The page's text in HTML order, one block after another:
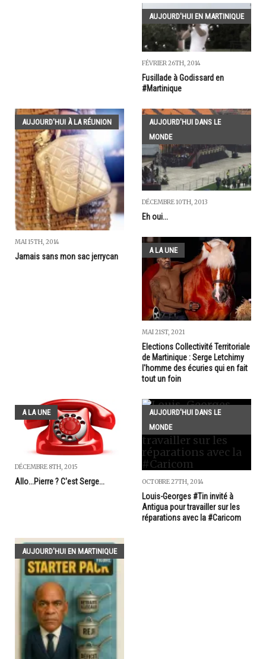
AUJOURD'HUI EN MARTINIQUE
FÉVRIER 26TH, 2014
Fusillade à Godissard en
#Martinique
AUJOURD'HUI À LA RÉUNION
MAI 15TH, 2014
Jamais sans mon sac jerrycan
AUJOURD'HUI DANS LE
MONDE
DÉCEMBRE 10TH, 2013
Eh oui...
A LA UNE
MAI 21ST, 2021
Elections Collectivité Territoriale
de Martinique : Serge Letchimy
l'homme des écuries qui en fait
tout un foin
A LA UNE
DÉCEMBRE 8TH, 2015
Allo...Pierre ? C'est Serge...
AUJOURD'HUI DANS LE
MONDE
OCTOBRE 27TH, 2014
Louis-Georges #Tin invité à
Antigua pour travailler sur les
réparations avec la #Caricom
AUJOURD'HUI EN MARTINIQUE